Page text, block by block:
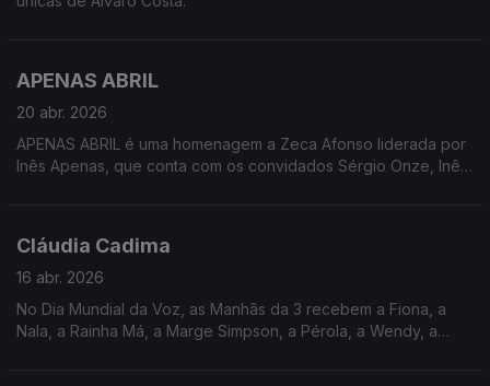
APENAS ABRIL
20 abr. 2026
APENAS ABRIL é uma homenagem a Zeca Afonso liderada por
Inês Apenas, que conta com os convidados Sérgio Onze, Inês
Cláudia Cadima
16 abr. 2026
No Dia Mundial da Voz, as Manhãs da 3 recebem a Fiona, a
Nala, a Rainha Má, a Marge Simpson, a Pérola, a Wendy, a